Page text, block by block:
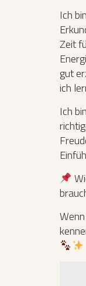
Ich
Zeit
gut
ich
Ich